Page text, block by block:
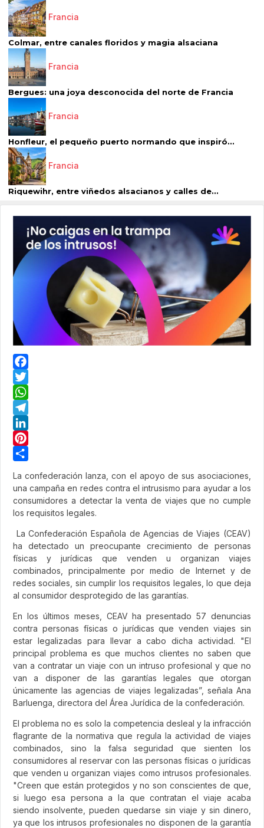
Francia
Colmar, entre canales floridos y magia alsaciana
Francia
Bergues: una joya desconocida del norte de Francia
Francia
Honfleur, el pequeño puerto normando que inspiró...
Francia
Riquewihr, entre viñedos alsacianos y calles de...
Facebook
Twitter
WhatsApp
Telegram
LinkedIn
Pinterest
La confederación lanza, con el apoyo de sus asociaciones,
una campaña en redes contra el intrusismo para ayudar a los
consumidores a detectar la venta de viajes que no cumple
los requisitos legales.
La Confederación Española de Agencias de Viajes (CEAV)
ha detectado un preocupante crecimiento de personas
físicas y jurídicas que venden u organizan viajes
combinados, principalmente por medio de Internet y de
redes sociales, sin cumplir los requisitos legales, lo que deja
al consumidor desprotegido de las garantías.
En los últimos meses, CEAV ha presentado 57 denuncias
contra personas físicas o jurídicas que venden viajes sin
estar legalizadas para llevar a cabo dicha actividad. "El
principal problema es que muchos clientes no saben que
van a contratar un viaje con un intruso profesional y que no
van a disponer de las garantías legales que otorgan
únicamente las agencias de viajes legalizadas”, señala Ana
Barluenga, directora del Área Jurídica de la confederación.
El problema no es solo la competencia desleal y la infracción
flagrante de la normativa que regula la actividad de viajes
combinados, sino la falsa seguridad que sienten los
consumidores al reservar con las personas físicas o jurídicas
que venden u organizan viajes como intrusos profesionales.
"Creen que están protegidos y no son conscientes de que,
si luego esa persona a la que contratan el viaje acaba
siendo insolvente, pueden quedarse sin viaje y sin dinero,
ya que los intrusos profesionales no disponen de la garantía